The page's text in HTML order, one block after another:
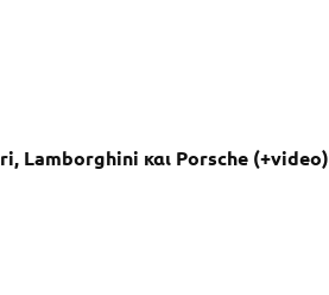
Lamborghini και Porsche (+video)